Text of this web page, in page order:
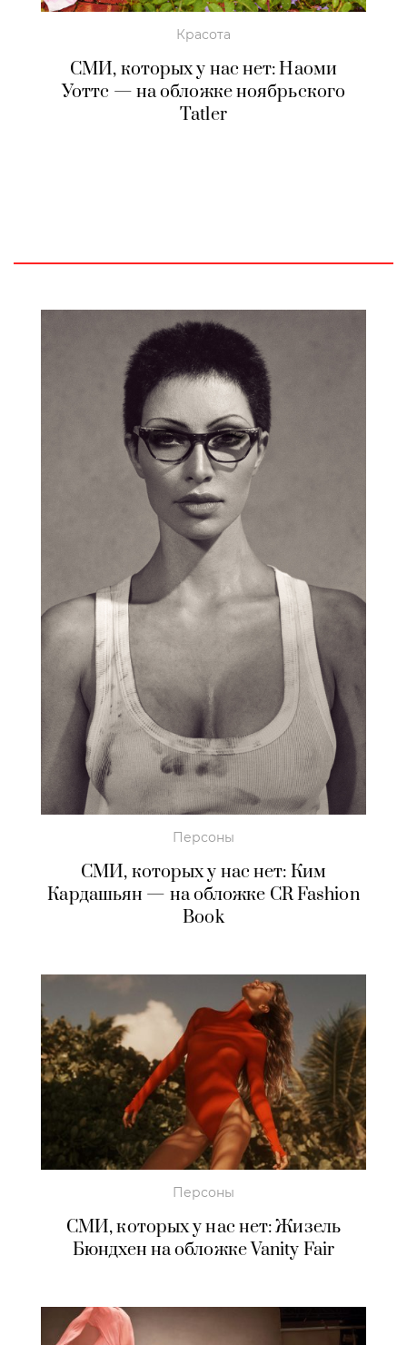
Красота
СМИ, которых у нас нет: Наоми
Уоттс — на обложке ноябрьского
Tatler
Персоны
СМИ, которых у нас нет: Ким
Кардашьян — на обложке CR Fashion
Book
Персоны
СМИ, которых у нас нет: Жизель
Бюндхен на обложке Vanity Fair